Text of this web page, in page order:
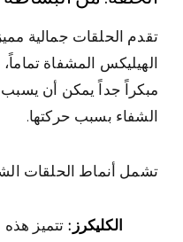
تقدم الحلقات جمالية
مبكراً جداً يمكن أن يسبب
الشفاء بسبب حركتها.
تشمل أنماط الحلقات
الكليكرز: تتميز هذه